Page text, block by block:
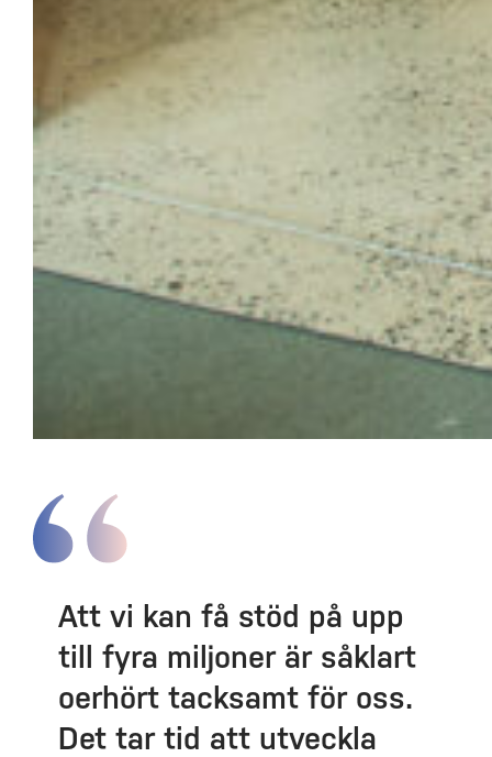
Att vi kan få stöd på upp
till fyra miljoner är såklart
oerhört tacksamt för oss.
Det tar tid att utveckla